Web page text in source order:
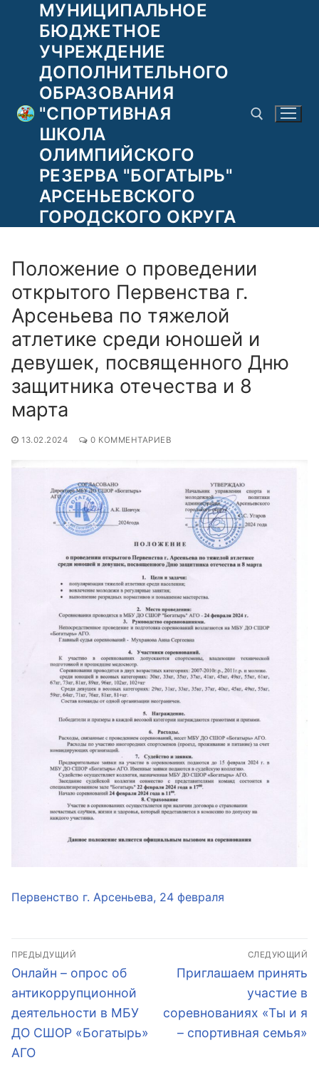
Перейти
содержимому
МУНИЦИПАЛЬНОЕ
БЮДЖЕТНОЕ
УЧРЕЖДЕНИЕ
ДОПОЛНИТЕЛЬНОГО
ОБРАЗОВАНИЯ
"СПОРТИВНАЯ
ШКОЛА
ОЛИМПИЙСКОГО
РЕЗЕРВА "БОГАТЫРЬ"
АРСЕНЬЕВСКОГО
ГОРОДСКОГО ОКРУГА
Найти:
Положение о проведении
открытого Первенства г.
Арсеньева по тяжелой
атлетике среди юношей и
девушек, посвященного Дню
защитника отечества и 8
марта
13.02.2024 0 КОММЕНТАРИЕВ
Первенство г. Арсеньева, 24 февраля
Навигация
по
записям
ПРЕДЫДУЩИЙ
Предыдущая
запись:
Онлайн – опрос об
антикоррупционной
деятельности в МБУ
ДО СШОР «Богатырь»
АГО
СЛЕДУЮЩИЙ
Следующая
Приглашаем принять
участие в
соревнованиях «Ты и я
– спортивная семья»